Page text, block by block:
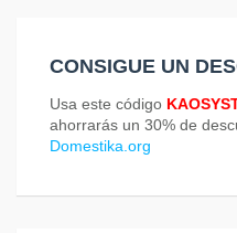
CONSIGUE UN
Usa este código
ahorrarás un 30% de
Domestika.org